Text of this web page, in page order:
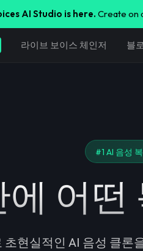
AI Studio is here. Create on
라이브 보이스 체인저 블
#1 AI 음성
에 어
초현실적인 AI 음성 클